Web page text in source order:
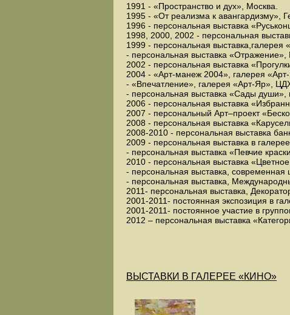
1991 - «Пространство и дух», Москва.
1995 - «От реализма к авангардизму»,
1996 - персональная выставка
1998, 2000, 2002 - персональная
1999 - персональная выставка,галерея
- персональная выставка «Отражение»,
2002 - персональная выставка
2004 - «Арт-манеж 2004», галерея
- «Впечатление», галерея «Арт-Яр»,
- персональная выставка «Сады души»,
2006 - персональная выставка
2007 - персональный Арт–проект
2008 - персональная выставка
2008-2010 - персональная выставка
2009 - персональная выставка в
- персональная выставка «Певчие
2010 - персональная выставка
- персональная выставка, современная
- персональная выставка,
2011- персональная выставка,
2001-2011- постоянная экспозиция в
2001-2011- постоянное участие в
2012 – персональная выставка
ВЫСТАВКИ В ГАЛЕРЕЕ «КИНО»